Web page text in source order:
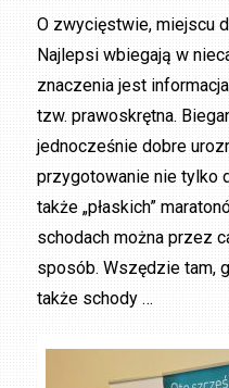
O zwycięstwie, miejscu
Najlepsi wbiegają w
znaczenia jest
tzw. prawoskrętna.
jednocześnie dobre
przygotowanie nie tylko
także „płaskich”
schodach można przez
sposób. Wszędzie tam,
także schody …